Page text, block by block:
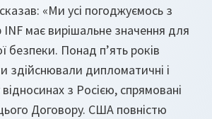
«Ми усі погоджуємось з
має вирішальне значення для
безпеки. Понад п’ять років
здійснювали дипломатичні і
відносинах з Росією, спрямовані
Договору. США повністю